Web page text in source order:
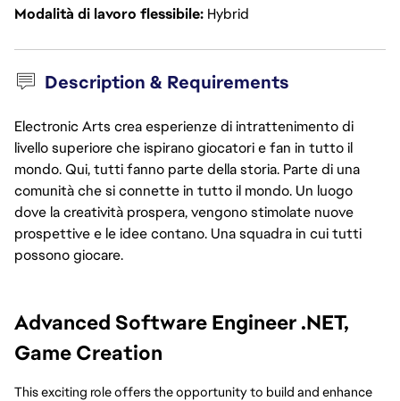
Modalità di lavoro flessibile Hybrid
Description & Requirements
Electronic Arts crea esperienze di intrattenimento di
livello superiore che ispirano giocatori e fan in tutto il
mondo. Qui, tutti fanno parte della storia. Parte di una
comunità che si connette in tutto il mondo. Un luogo
dove la creatività prospera, vengono stimolate nuove
prospettive e le idee contano. Una squadra in cui tutti
possono giocare.
Advanced Software Engineer .NET,
Game Creation
This exciting role offers the opportunity to build and enhance